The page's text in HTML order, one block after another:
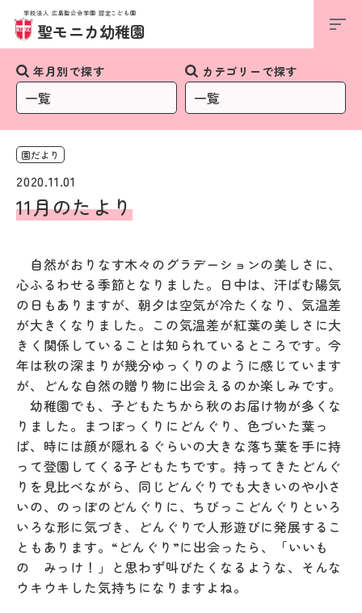
学校法人 広島聖公会学園 認定こども園
聖モニカ幼稚園
年月別で探す カテゴリーで探す
園だより
2020.11.01
11月のたより
自然がおりなす木々のグラデーションの美しさに、
心ふるわせる季節となりました。日中は、汗ばむ陽気
の日もありますが、朝夕は空気が冷たくなり、気温差
が大きくなりました。この気温差が紅葉の美しさに大
きく関係していることは知られているところです。今
年は秋の深まりが幾分ゆっくりのように感じています
が、どんな自然の贈り物に出会えるのか楽しみです。
幼稚園でも、子どもたちから秋のお届け物が多くな
りました。まつぼっくりにどんぐり、色づいた葉っ
ぱ、時には顔が隠れるぐらいの大きな落ち葉を手に持
って登園してくる子どもたちです。持ってきたどんぐ
りを見比べながら、同じどんぐりでも大きいのや小さ
いの、のっぽのどんぐりに、ちびっこどんぐりといろ
いろな形に気づき、どんぐりで人形遊びに発展するこ
ともあります。“どんぐり”に出会ったら、「いいも
の みっけ！」と思わず叫びたくなるような、そんな
ウキウキした気持ちになりますよね。